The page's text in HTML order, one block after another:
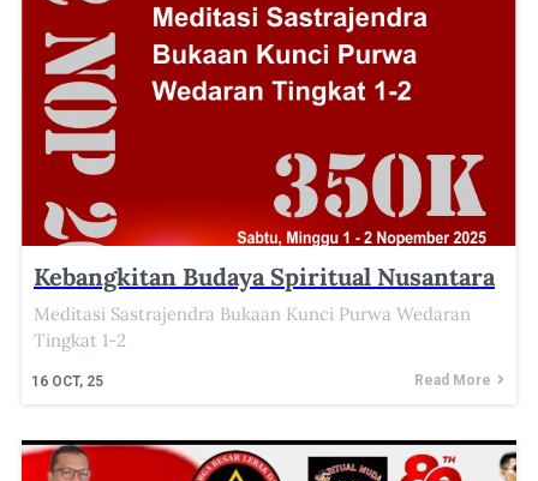
Kebangkitan Budaya Spiritual Nusantara
16 OCT, 25
Meditasi Sastrajendra Bukaan Kunci Purwa Wedaran
Tingkat 1-2
Read More